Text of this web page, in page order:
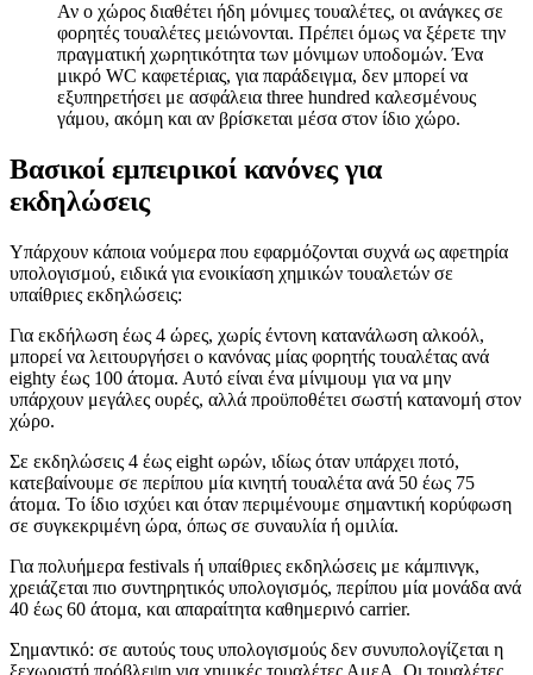
Αν ο χώρος διαθέτει ήδη μόνιμες τουαλέτες, οι ανάγκες σε
φορητές τουαλέτες μειώνονται. Πρέπει όμως να ξέρετε την
πραγματική χωρητικότητα των μόνιμων υποδομών. Ένα
μικρό WC καφετέριας, για παράδειγμα, δεν μπορεί να
εξυπηρετήσει με ασφάλεια three hundred καλεσμένους
γάμου, ακόμη και αν βρίσκεται μέσα στον ίδιο χώρο.
Βασικοί εμπειρικοί κανόνες για
εκδηλώσεις
Υπάρχουν κάποια νούμερα που εφαρμόζονται συχνά ως αφετηρία
υπολογισμού, ειδικά για ενοικίαση χημικών τουαλετών σε
υπαίθριες εκδηλώσεις:
Για εκδήλωση έως 4 ώρες, χωρίς έντονη κατανάλωση αλκοόλ,
μπορεί να λειτουργήσει ο κανόνας μίας φορητής τουαλέτας ανά
eighty έως 100 άτομα. Αυτό είναι ένα μίνιμουμ για να μην
υπάρχουν μεγάλες ουρές, αλλά προϋποθέτει σωστή κατανομή στον
χώρο.
Σε εκδηλώσεις 4 έως eight ωρών, ιδίως όταν υπάρχει ποτό,
κατεβαίνουμε σε περίπου μία κινητή τουαλέτα ανά 50 έως 75
άτομα. Το ίδιο ισχύει και όταν περιμένουμε σημαντική κορύφωση
σε συγκεκριμένη ώρα, όπως σε συναυλία ή ομιλία.
Για πολυήμερα festivals ή υπαίθριες εκδηλώσεις με κάμπινγκ,
χρειάζεται πιο συντηρητικός υπολογισμός, περίπου μία μονάδα ανά
40 έως 60 άτομα, και απαραίτητα καθημερινό carrier.
Σημαντικό: σε αυτούς τους υπολογισμούς δεν συνυπολογίζεται η